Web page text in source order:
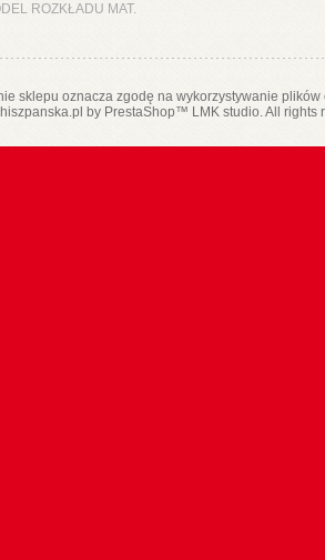
ROZKŁADU MAT.
sklepu oznacza zgodę na wykorzystywanie
by PrestaShop™ LMK studio. All rights